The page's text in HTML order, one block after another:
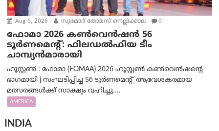
Aug 6, 2026 സുമോദ് തോമസ് നെല്ലിക്കാല 0
ഫോമാ 2026 കൺവെൻഷൻ 56
ടൂർണമെന്റ്: ഫിലഡൽഫിയ ടീം
ചാമ്പ്യൻമാരായി
ഹൂസ്റ്റൺ : ഫോമാ (FOMAA) 2026 ഹൂസ്റ്റൺ കൺവെൻഷന്റെ
ഭാഗമായി j സംഘടിപ്പിച്ച 56 ടൂർണമെന്റ് ആവേശകരമായ
മത്സരങ്ങൾക്ക് സാക്ഷ്യം വഹിച്ചു....
AMERICA
INDIA